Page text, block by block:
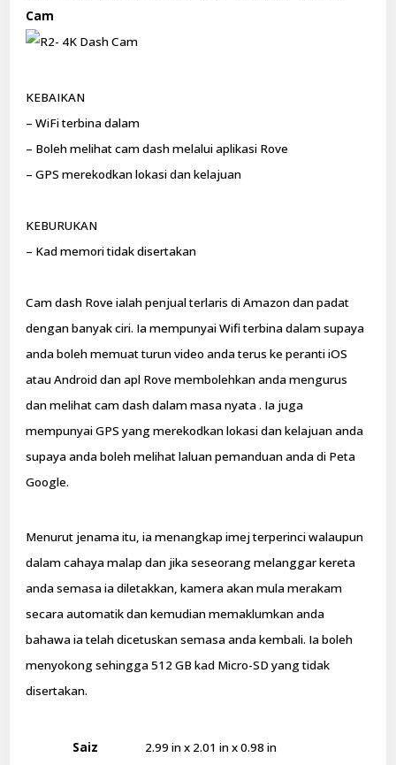
Cam
KEBAIKAN
– WiFi terbina dalam
– Boleh melihat cam dash melalui aplikasi Rove
– GPS merekodkan lokasi dan kelajuan
KEBURUKAN
– Kad memori tidak disertakan
Cam dash Rove ialah penjual terlaris di Amazon dan padat
dengan banyak ciri. Ia mempunyai Wifi terbina dalam supaya
anda boleh memuat turun video anda terus ke peranti iOS
atau Android dan apl Rove membolehkan anda mengurus
dan melihat cam dash dalam masa nyata . Ia juga
mempunyai GPS yang merekodkan lokasi dan kelajuan anda
supaya anda boleh melihat laluan pemanduan anda di Peta
Google.
Menurut jenama itu, ia menangkap imej terperinci walaupun
dalam cahaya malap dan jika seseorang melanggar kereta
anda semasa ia diletakkan, kamera akan mula merakam
secara automatik dan kemudian memaklumkan anda
bahawa ia telah dicetuskan semasa anda kembali. Ia boleh
menyokong sehingga 512 GB kad Micro-SD yang tidak
disertakan.
Saiz
2.99 in x 2.01 in x 0.98 in